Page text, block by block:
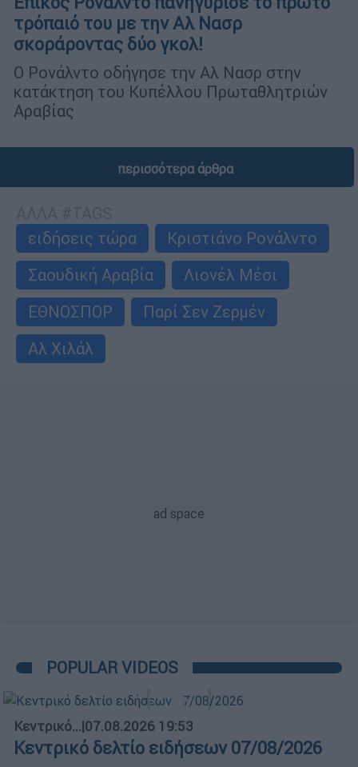
τρόπαιό του με την Αλ Νασρ
σκοράροντας δύο γκολ!
Ο Ρονάλντο οδήγησε την Αλ Νασρ στην
κατάκτηση του Κυπέλλου Πρωταθλητριών
Αραβίας
περισσότερα άρθρα
ειδήσεις τώρα
Κριστιάνο Ρονάλντο
Σαουδική Αραβία
Λιονέλ Μέσι
ΕΘΝΟΣΠΟΡ
Παρί Σεν Ζερμέν
Αλ Χιλάλ
POPULAR VIDEOS
Κεντρικό...|07.08.2026 19:53
Κεντρικό δελτίο ειδήσεων 07/08/2026